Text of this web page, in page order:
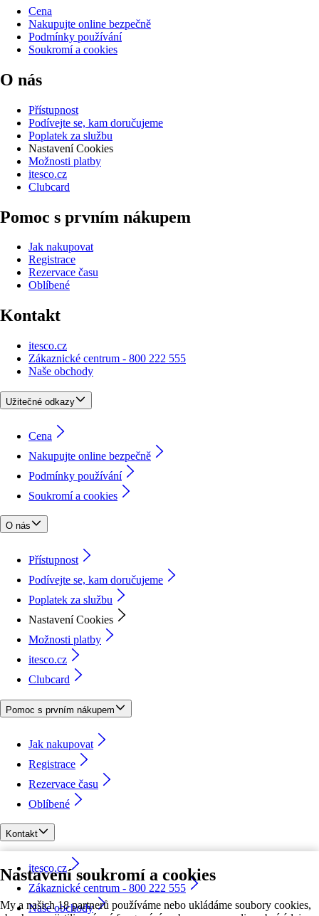
Nastavení soukromí a cookies
My a našich 18 partnerů používáme nebo ukládáme soubory cookies,
Cena
Nakupujte online bezpečně
Podmínky používání
Soukromí a cookies
O nás
Přístupnost
Podívejte se, kam doručujeme
Poplatek za službu
Nastavení Cookies
Možnosti platby
itesco.cz
Clubcard
Pomoc s prvním nákupem
Jak nakupovat
Registrace
Rezervace času
Oblíbené
Kontakt
itesco.cz
Zákaznické centrum - 800 222 555
Naše obchody
Užitečné odkazy
Cena
Nakupujte online bezpečně
Podmínky používání
Soukromí a cookies
O nás
Přístupnost
Podívejte se, kam doručujeme
Poplatek za službu
Nastavení Cookies
Možnosti platby
itesco.cz
Clubcard
Pomoc s prvním nákupem
Jak nakupovat
Registrace
Rezervace času
Oblíbené
Kontakt
itesco.cz
Zákaznické centrum - 800 222 555
Naše obchody